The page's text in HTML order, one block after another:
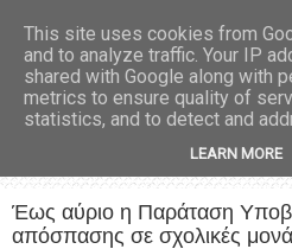
Έως αύριο η Παράταση
απόσπασης σε σχολικές
This site uses cookies from
and to analyze traffic. Your IP
shared with Google along with
metrics to ensure quality of
statistics, and to detect and
LEARN MORE